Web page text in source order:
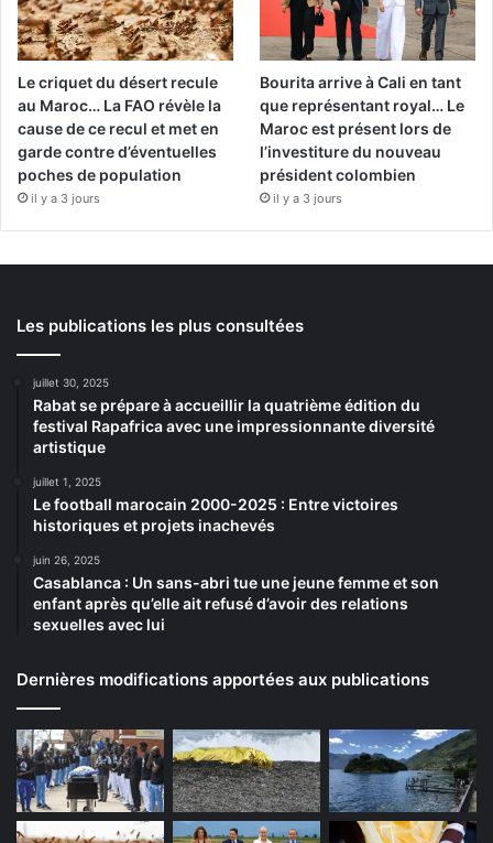
Le criquet du désert recule
au Maroc… La FAO révèle la
cause de ce recul et met en
garde contre d’éventuelles
poches de population
il y a 3 jours
Bourita arrive à Cali en tant
que représentant royal… Le
Maroc est présent lors de
l’investiture du nouveau
président colombien
il y a 3 jours
Les publications les plus consultées
juillet 30, 2025
Rabat se prépare à accueillir la quatrième édition du
festival Rapafrica avec une impressionnante diversité
artistique
juillet 1, 2025
Le football marocain 2000-2025 : Entre victoires
historiques et projets inachevés
juin 26, 2025
Casablanca : Un sans-abri tue une jeune femme et son
enfant après qu’elle ait refusé d’avoir des relations
sexuelles avec lui
Dernières modifications apportées aux publications